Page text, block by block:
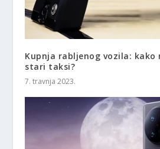
Kupnja rabljenog vozila: kako
stari taksi?
7. travnja 2023.